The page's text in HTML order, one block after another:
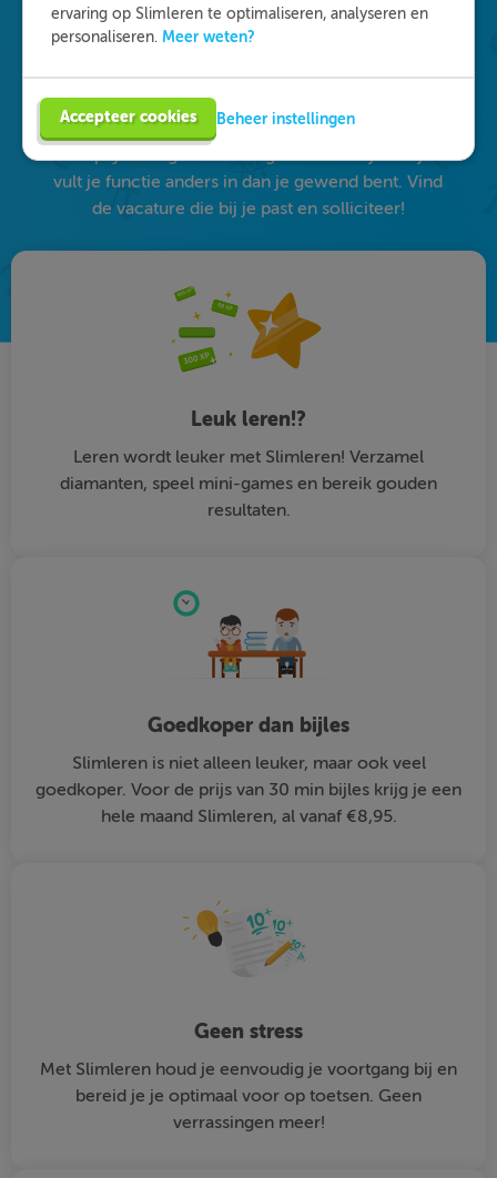
Slimleren?
Onderdeel worden van ons multidisciplinaire
team? Dat kan! We zijn op zoek naar starters in
de zorg, maar ook naar medisch specialisten en
GZ-psychologen. Eén ding staat daarbij vast: je
vult je functie anders in dan je gewend bent. Vind
de vacature die bij je past en solliciteer!
Leuk leren!?
Leren wordt leuker met Slimleren! Verzamel
diamanten, speel mini-games en bereik gouden
resultaten.
Goedkoper dan bijles
Slimleren is niet alleen leuker, maar ook veel
goedkoper. Voor de prijs van 30 min bijles krijg je een
hele maand Slimleren, al vanaf €8,95.
Geen stress
Met Slimleren houd je eenvoudig je voortgang bij en
bereid je je optimaal voor op toetsen. Geen
verrassingen meer!
ervaring op Slimleren te optimaliseren, analyseren en
personaliseren. Meer weten?
Accepteer cookies Beheer instellingen